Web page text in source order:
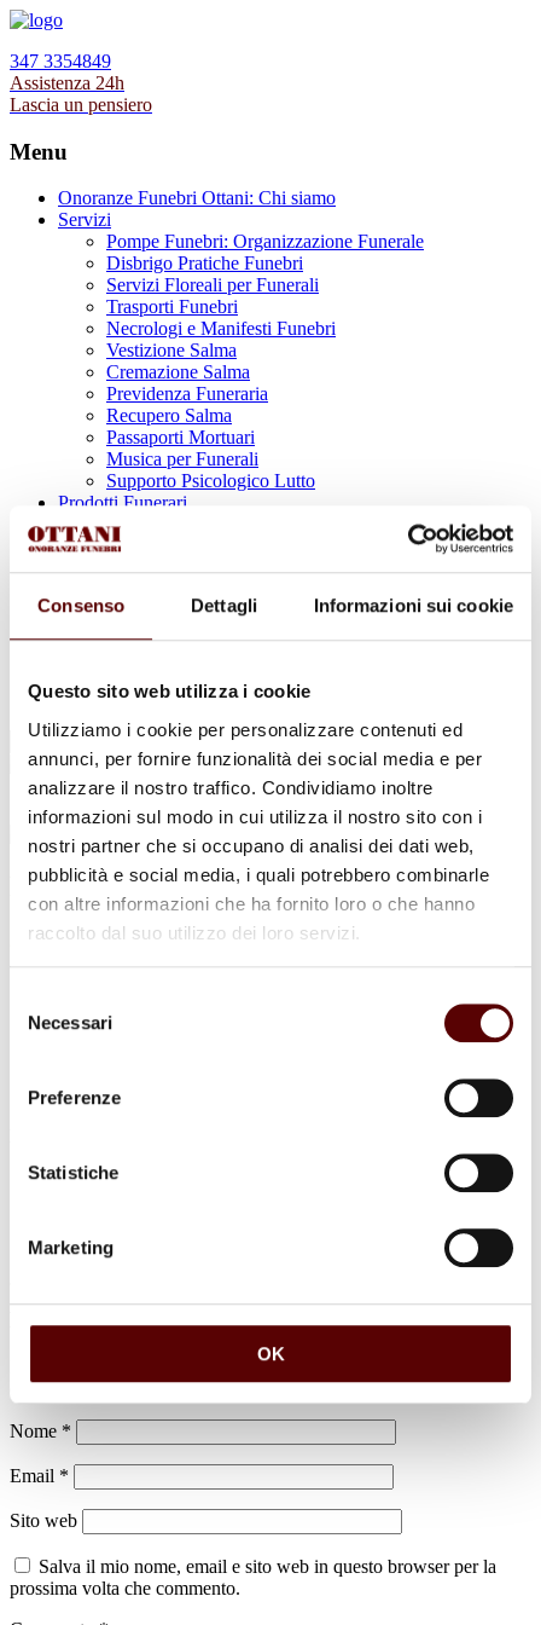
Consenso Dettagli Informazioni sui cookie
Questo sito web utilizza i cookie
Utilizziamo i cookie per personalizzare contenuti ed
annunci, per fornire funzionalità dei social media e per
analizzare il nostro traffico. Condividiamo inoltre
informazioni sul modo in cui utilizza il nostro sito con i
nostri partner che si occupano di analisi dei dati web,
pubblicità e social media, i quali potrebbero combinarle
con altre informazioni che ha fornito loro o che hanno
raccolto dal suo utilizzo dei loro servizi.
delNecessari
Preferenze
Statistiche
Marketing
OK
347 3354849
Assistenza 24h
Lascia un pensiero
Menu
Onoranze Funebri Ottani: Chi siamo
Servizi
Pompe Funebri: Organizzazione Funerale
Disbrigo Pratiche Funebri
Servizi Floreali per Funerali
Trasporti Funebri
Necrologi e Manifesti Funebri
Vestizione Salma
Cremazione Salma
Previdenza Funeraria
Recupero Salma
Passaporti Mortuari
Musica per Funerali
Supporto Psicologico Lutto
Prodotti Funerari
Lapidi, Lastre tombali e Monumenti Funerari
Urne Cinerarie
Allestimento Funebre
In caso di decesso
Necrologi
Info e Contatti
Cerca
per:
Renato Cattò
21 Febbraio 1940 - 5 Febbraio 2022
Lascia un commento
Il tuo indirizzo email non sarà pubblicato.
contrassegnati*
Nome *
Email *
Sito web
Salva il mio nome, email e sito web in questo browser per la
prossima volta che commento.